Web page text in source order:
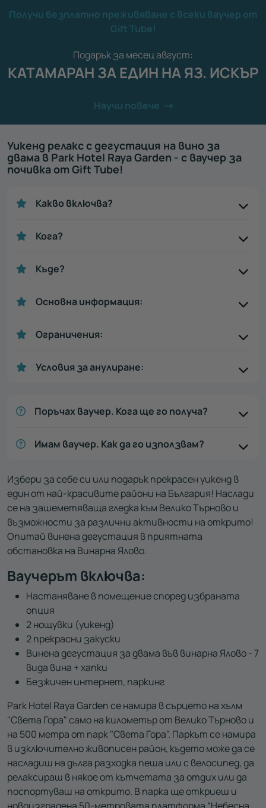
Получи безплатно преживяване с всеки ваучер от
Gift Tube!
Подарък за месец август:
КАТАМАРАН ЗА ЕДИН НА ЯЗ. ИСКЪР
Научи повече
Уикенд релакс с дегустация на вино за
двама в Park Hotel Raya Garden - с ваучер за
почивка от Gift Tube!
Какво включва?
Кога?
Къде?
Основна информация:
Ограничения:
Условия за анулиране:
Поръчах ваучер. Кога ще го получа?
Имам ваучер. Как да го използвам?
Избери за себе си или подарък прекрасен уикенд в
един от най-красивите райони на България! Наслади
се на зашеметяваща гледка към Велико Търново и
възможности за различни активности на открито!
Опитай винена дегустация в приятната
обстановка на Винарна Ялово.
Ваучерът включва:
Настаняване в помещение според избраната
опция
2 нощувки (уикенд)
2 прекрасни закуски
Винена дегустация за двама във винарна Ялово - 7
вида вина + хапки
Безжичен интернет, паркинг
Park Hotel Raya Garden се намира в сърцето на хълм
"Света Гора" само на километър от Велико Търново и
на 500 метра от парк "Света Гора". Паркът се намира
в изключително живописен район, където може да се
насладиш на дълга разходка пеша или с велосипед, да
релаксираш в някое от кътчетата за отдих или да
поспортуваш на открито. В парка ще откриеш и
новоизградена 50-метровата платформа “Небесна